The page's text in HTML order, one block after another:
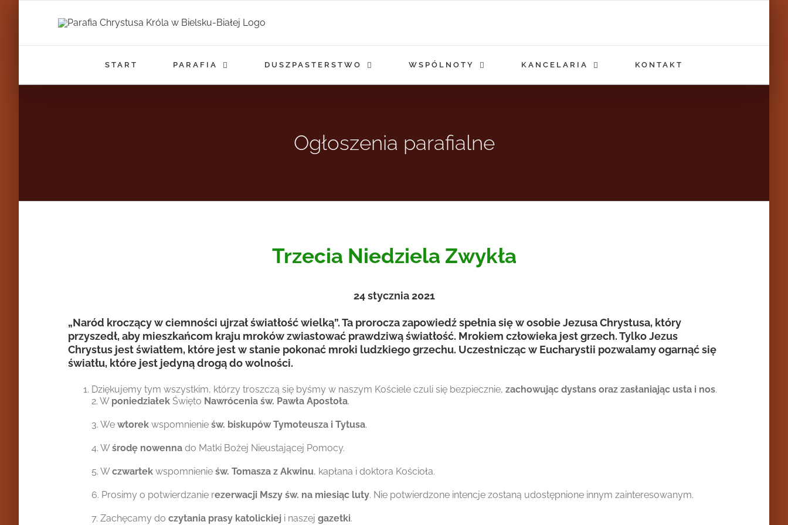
START PARAFIA DUSZPASTERSTWO WSPÓLNOTY KANCELARIA KONTAKT
Ogłoszenia parafialne
Trzecia Niedziela Zwykła
24 stycznia 2021
„Naród kroczący w ciemności ujrzał światłość wielką”. Ta prorocza zapowiedź spełnia się w osobie Jezusa Chrystusa, który
przyszedł, aby mieszkańcom kraju mroków zwiastować prawdziwą światłość. Mrokiem człowieka jest grzech. Tylko Jezus
Chrystus jest światłem, które jest w stanie pokonać mroki ludzkiego grzechu. Uczestnicząc w Eucharystii pozwalamy ogarnąć się
światłu, które jest jedyną drogą do wolności.
Dziękujemy tym wszystkim, którzy troszczą się byśmy w naszym Kościele czuli się bezpiecznie,zachowując dystans oraz zasłaniając usta i nos.
2. W poniedziałekŚwięto Nawrócenia św. Pawła Apostoła.
3. Wewtorekwspomnienieśw. biskupów Tymoteusza i Tytusa.
4. Wśrodę nowennado Matki Bożej Nieustającej Pomocy.
5. Wczwartekwspomnienieśw. Tomasza z Akwinu, kapłana i doktora Kościoła.
6. Prosimy o potwierdzanie rezerwacji Mszy św. na miesiąc luty. Nie potwierdzone intencje zostaną udostępnione innym zainteresowanym.
7. Zachęcamy doczytania prasy katolickiej i naszejgazetki.